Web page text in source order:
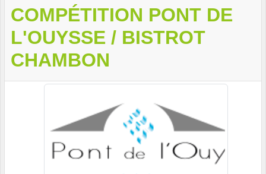
COMPÉTITION PONT DE
L'OUYSSE / BISTROT
CHAMBON